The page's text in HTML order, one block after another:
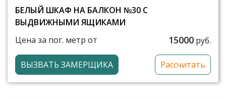
БЕЛЫЙ ШКАФ НА БАЛКОН №30 С
ВЫДВИЖНЫМИ ЯЩИКАМИ
Цена за пог. метр от
15000 руб.
ВЫЗВАТЬ ЗАМЕРЩИКА Рассчитать